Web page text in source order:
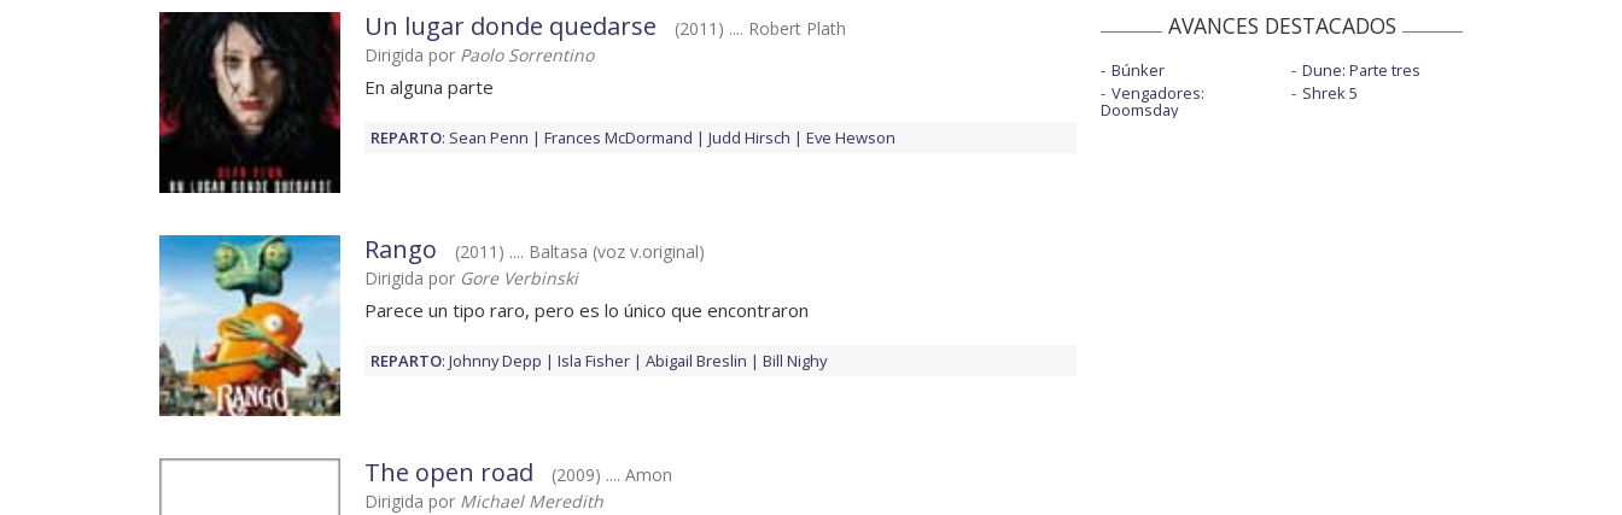
Un lugar donde quedarse
(2011) .... Robert Plath
Dirigida por Paolo Sorrentino
En alguna parte
REPARTO: Sean Penn Frances McDormand Judd Hirsch Eve Hewson
Rango
(2011) .... Baltasa (voz v.original)
Dirigida por Gore Verbinski
Parece un tipo raro, pero es lo único que encontraron
REPARTO: Johnny Depp Isla Fisher Abigail Breslin Bill Nighy
The open road
(2009) .... Amon
Dirigida por Michael Meredith
AVANCES DESTACADOS
Búnker
Vengadores:
Doomsday
Dune: Parte tres
Shrek 5